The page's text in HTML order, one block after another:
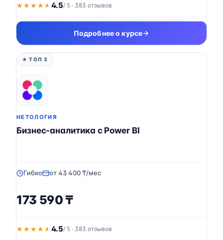
★★★★★
★★★★★ 4.5/ 5 · 383 отзывов
Подробнее о курсе
★ ТОП 3
НЕТОЛОГИЯ
Бизнес-аналитика с Power BI
Гибко от 43 400 ₸/мес
173 590 ₸
★★★★★
★★★★★ 4.5/ 5 · 383 отзывов